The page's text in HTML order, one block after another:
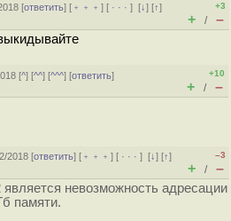
[ответить] [ ﹢﹢﹢] [ · · ·][↓] [↑]
+3
+ / –
[^] [^^] [^^^] [ответить]
+10
+ / –
2018 [ответить] [ ﹢﹢﹢] [ · · ·][↓] [↑]
–3
+ / –
невозможность адресации
памяти.